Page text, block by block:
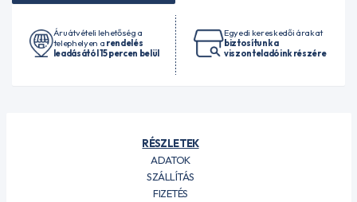
Áruátvételi lehetőség a
telephelyen a rendelés
leadásától 15 percen belül
Egyedi kereskedői árakat
biztosítunk a
viszonteladóink részére
RÉSZLETEK
ADATOK
SZÁLLÍTÁS
FIZETÉS